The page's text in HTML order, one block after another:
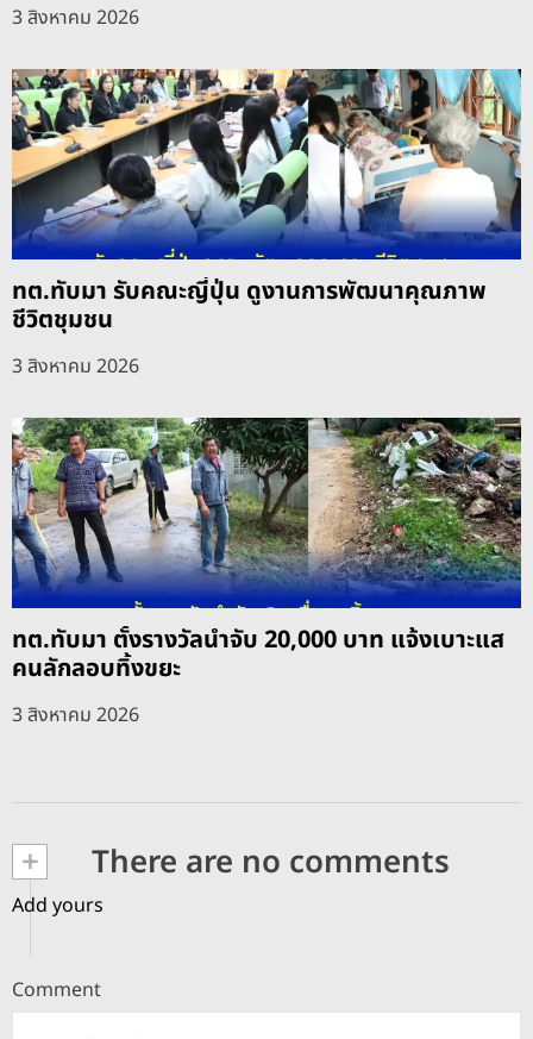
3 สิงหาคม 2026
ทต.ทับมา รับคณะญี่ปุ่น ดูงานการพัฒนาคุณภาพ
ชีวิตชุมชน
3 สิงหาคม 2026
ทต.ทับมา ตั้งรางวัลนำจับ 20,000 บาท แจ้งเบาะแส
คนลักลอบทิ้งขยะ
3 สิงหาคม 2026
+ There are no comments
Add yours
Comment